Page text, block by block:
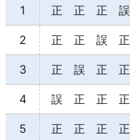
1 正 正 正 誤
2 正 正 誤 正
3 正 誤 正 正
4 誤 正 正 正
5 正 正 正 正